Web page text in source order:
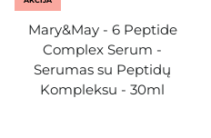
Mary&May - 6 Peptide
Complex Serum -
Serumas su Peptidų
Kompleksu - 30ml